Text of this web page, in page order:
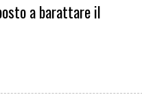
a barattare il